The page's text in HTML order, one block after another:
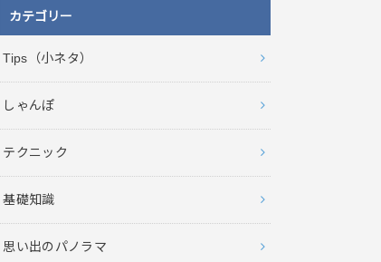
カテゴリー
Tips（小ネタ）
しゃんぽ
テクニック
基礎知識
思い出のパノラマ